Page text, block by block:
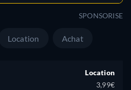
SPONSORISE
Location Achat
Location
3,99€